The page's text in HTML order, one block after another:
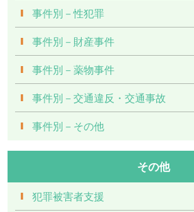
事件別－性犯罪
事件別－財産事件
事件別－薬物事件
事件別－交通違反・交通事故
事件別－その他
その他
犯罪被害者支援